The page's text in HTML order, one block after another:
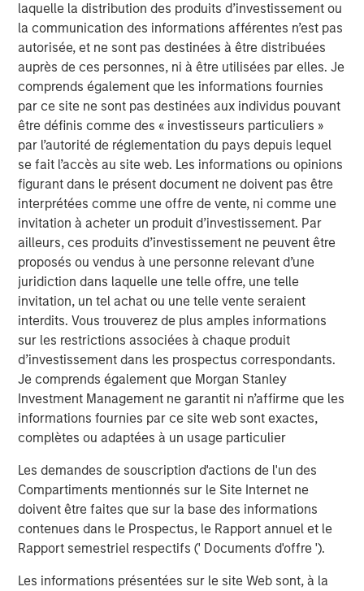
laquelle la distribution des produits d’investissement ou
la communication des informations afférentes n’est pas
autorisée, et ne sont pas destinées à être distribuées
auprès de ces personnes, ni à être utilisées par elles. Je
comprends également que les informations fournies
par ce site ne sont pas destinées aux individus pouvant
être définis comme des « investisseurs particuliers »
par l’autorité de réglementation du pays depuis lequel
se fait l’accès au site web. Les informations ou opinions
figurant dans le présent document ne doivent pas être
interprétées comme une offre de vente, ni comme une
invitation à acheter un produit d’investissement. Par
ailleurs, ces produits d’investissement ne peuvent être
proposés ou vendus à une personne relevant d’une
juridiction dans laquelle une telle offre, une telle
invitation, un tel achat ou une telle vente seraient
interdits. Vous trouverez de plus amples informations
sur les restrictions associées à chaque produit
d’investissement dans les prospectus correspondants.
Je comprends également que Morgan Stanley
Investment Management ne garantit ni n’affirme que les
informations fournies par ce site web sont exactes,
complètes ou adaptées à un usage particulier
Les demandes de souscription d'actions de l'un des
Compartiments mentionnés sur le Site Internet ne
doivent être faites que sur la base des informations
contenues dans le Prospectus, le Rapport annuel et le
Rapport semestriel respectifs (' Documents d'offre ').
Les informations présentées sur le site Web sont, à la
Bayonne Energy Center is a 660-megawatt dual-fuel
generating facility serving the five boroughs of New York
City or what is referred to as NYISO Zone J, one of 11
geographic "load zones" managed by the New York
Independent System Operator (NYISO) to maintain the
reliability of the state's bulk power grid and administer
wholesale electricity markets. Bayonne was
commissioned in 2012 and is comprised of 10 simple-
cycle aeroderivative gas turbines capable of rapidly
starting and following electricity demand as a peaking
resource.
The transaction is expected to close in the third quarter
of 2026, subject to customary closing conditions and
regulatory approvals. Jefferies LLC served as lead
financial advisor to MSIP.
About Morgan Stanley Infrastructure Partners
Morgan Stanley Infrastructure Partners (“MSIP”) is a
leading global private infrastructure investment platform
with approximately $17 billion in assets under
management since inception. Founded in 2006, MSIP has
invested in a diverse portfolio of over 40 investments
and utilities. MSIP targets assets that provide essential
public goods and services with the potential for value
creation through active asset management. For further
information about Morgan Stanley Infrastructure
Partners, please visit
www.morganstanley.com/im/infrastructurepartners .